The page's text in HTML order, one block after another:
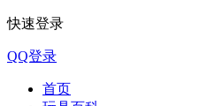
快速登录
QQ登录
首页